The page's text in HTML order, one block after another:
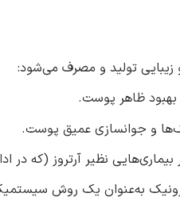
زیبایی تولید و مصرف می‌شود:
ظاهر پوست.
و جوانسازی عمیق پوست.
نظیر آرتروز (که در
به‌عنوان یک روش